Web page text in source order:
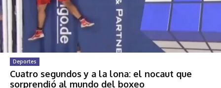
Deportes
Cuatro segundos y a la lona: el nocaut que
sorprendió al mundo del boxeo